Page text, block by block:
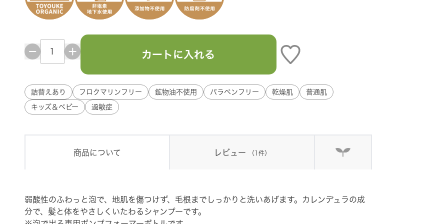
カートに入れる
詰替えあり フロクマリンフリー 鉱物油不使用 パラベンフリー 乾燥肌 普通肌
キッズ＆ベビー 過敏症
商品について レビュー （1件）
弱酸性のふわっと泡で、地肌を傷つけず、毛根までしっかりと洗いあげます。カレンデュラの成
分で、髪と体をやさしくいたわるシャンプーです。